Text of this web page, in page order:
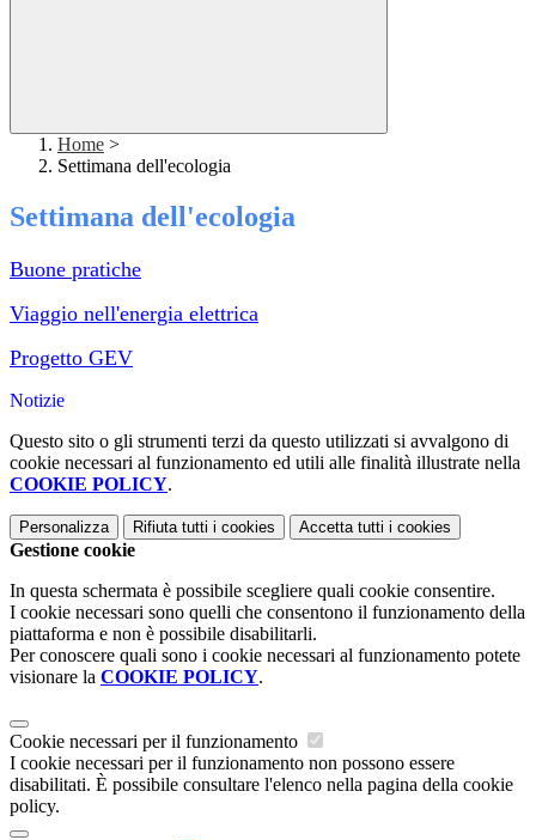
Home >
Settimana dell'ecologia
Settimana dell'ecologia
Buone pratiche
Viaggio nell'energia elettrica
Progetto GEV
Notizie
Questo sito o gli strumenti terzi da questo utilizzati si avvalgono di
cookie necessari al funzionamento ed utili alle finalità illustrate nella
COOKIE POLICY.
Personalizza Rifiuta tutti i cookies Accetta tutti i cookies
Gestione cookie
In questa schermata è possibile scegliere quali cookie consentire.
I cookie necessari sono quelli che consentono il funzionamento della
piattaforma e non è possibile disabilitarli.
Per conoscere quali sono i cookie necessari al funzionamento potete
visionare la COOKIE POLICY.
Cookie necessari per il funzionamento
I cookie necessari per il funzionamento non possono essere
disabilitati. È possibile consultare l'elenco nella pagina della cookie
policy.